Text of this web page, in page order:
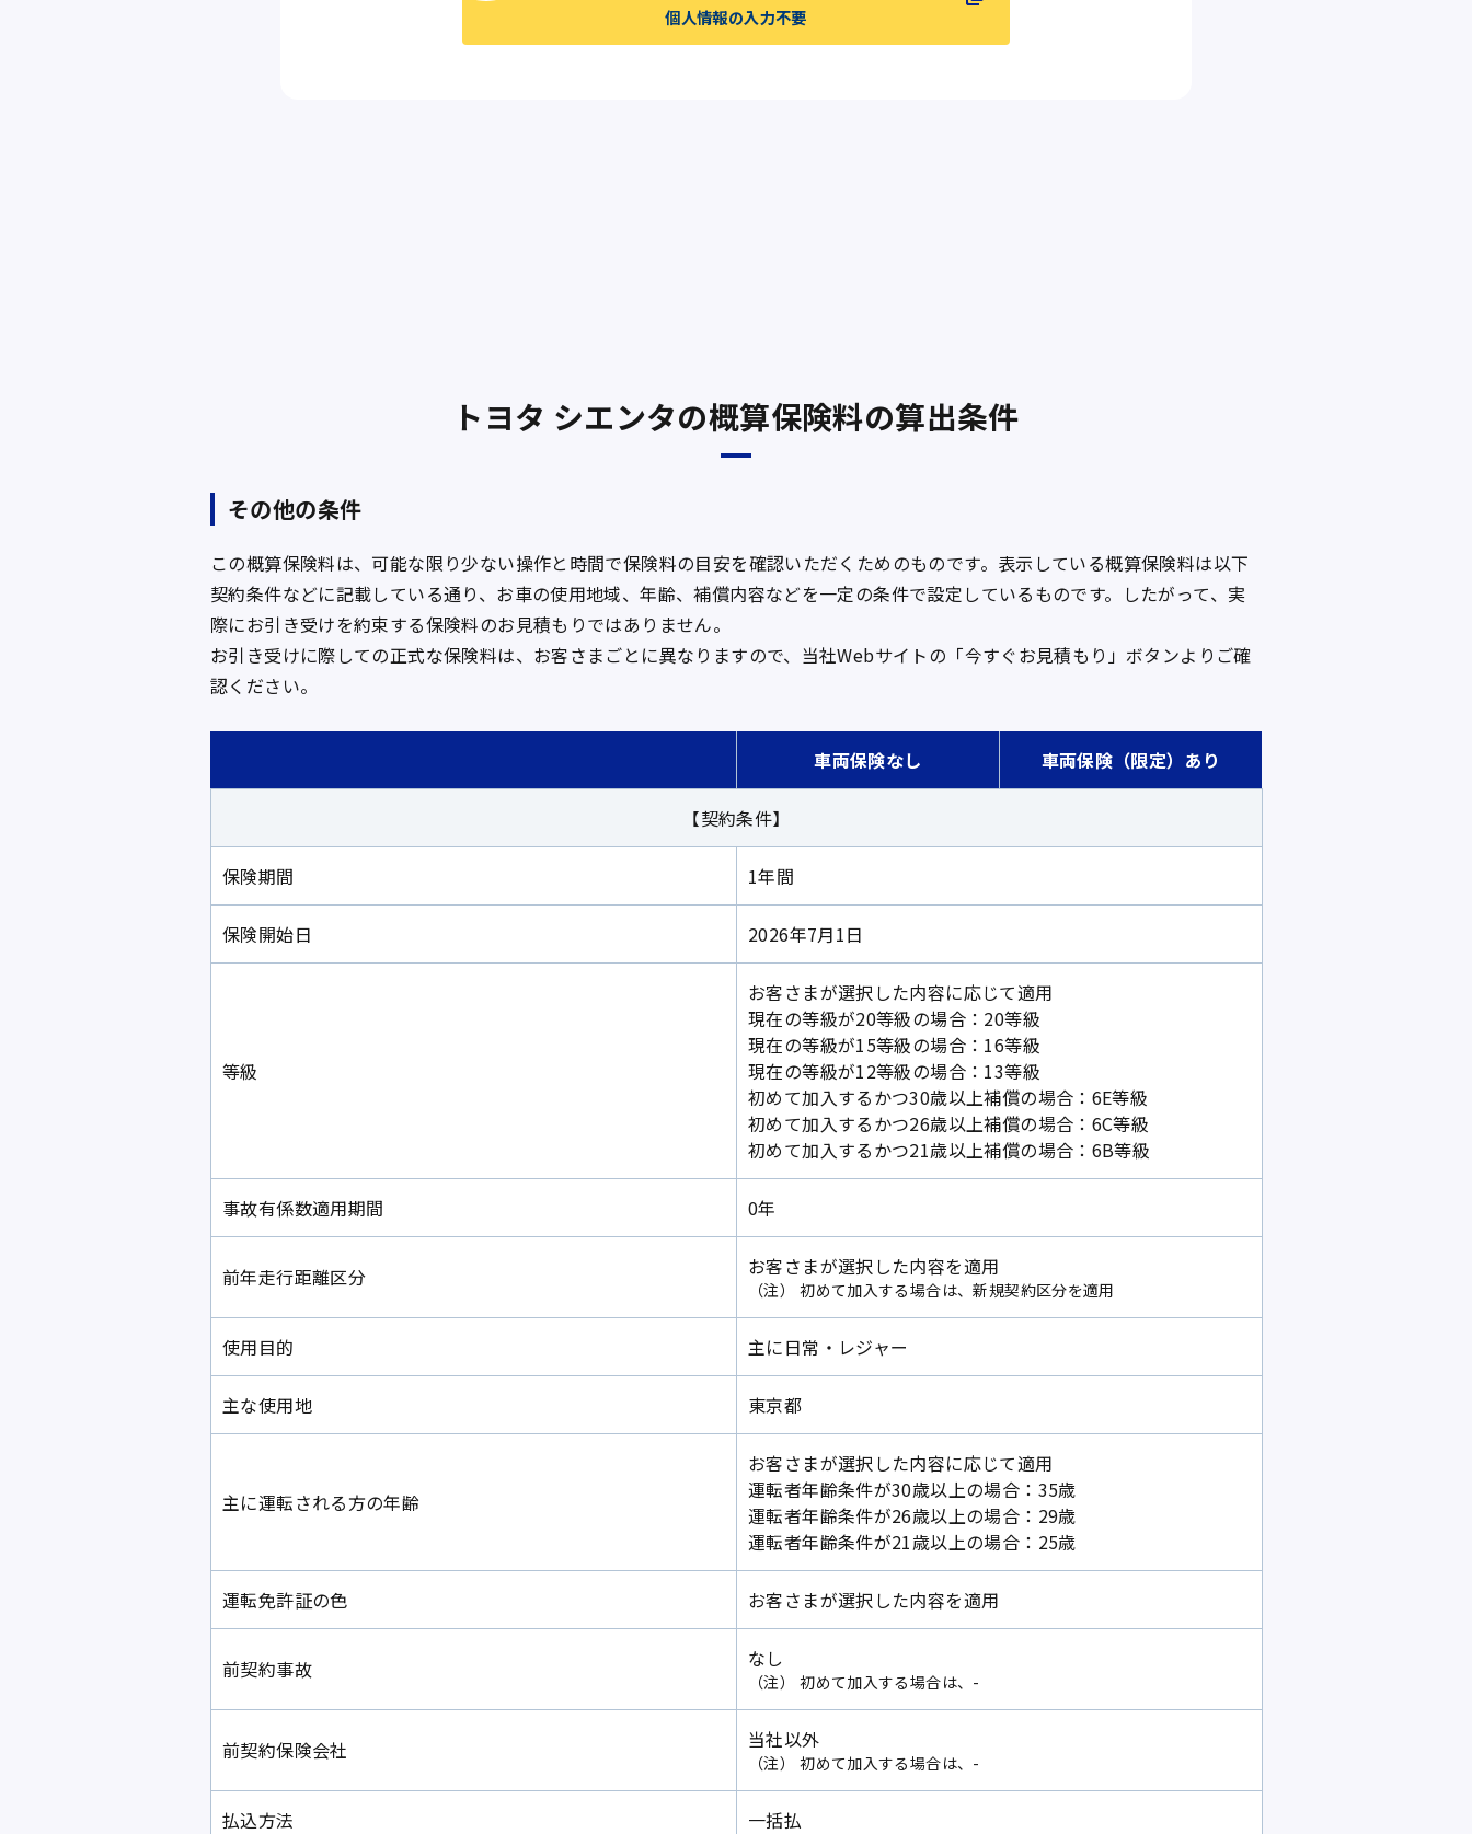
個人情報の入力不要
トヨタ シエンタの概算保険料の算出条件
その他の条件
この概算保険料は、可能な限り少ない操作と時間で保険料の目安を確認いただくためのものです。表示している概算保険料は以下
契約条件などに記載している通り、お車の使用地域、年齢、補償内容などを一定の条件で設定しているものです。したがって、実
際にお引き受けを約束する保険料のお見積もりではありません。
お引き受けに際しての正式な保険料は、お客さまごとに異なりますので、当社Webサイトの「今すぐお見積もり」ボタンよりご確
認ください。
車両保険なし 車両保険（限定）あり
【契約条件】
保険期間 1年間
保険開始日 2026年7月1日
等級
お客さまが選択した内容に応じて適用
現在の等級が20等級の場合：20等級
現在の等級が15等級の場合：16等級
現在の等級が12等級の場合：13等級
初めて加入するかつ30歳以上補償の場合：6E等級
初めて加入するかつ26歳以上補償の場合：6C等級
初めて加入するかつ21歳以上補償の場合：6B等級
事故有係数適用期間 0年
前年走行距離区分 お客さまが選択した内容を適用
（注） 初めて加入する場合は、新規契約区分を適用
使用目的 主に日常・レジャー
主な使用地 東京都
主に運転される方の年齢
お客さまが選択した内容に応じて適用
運転者年齢条件が30歳以上の場合：35歳
運転者年齢条件が26歳以上の場合：29歳
運転者年齢条件が21歳以上の場合：25歳
運転免許証の色 お客さまが選択した内容を適用
前契約事故 なし
（注） 初めて加入する場合は、-
前契約保険会社 当社以外
（注） 初めて加入する場合は、-
払込方法 一括払